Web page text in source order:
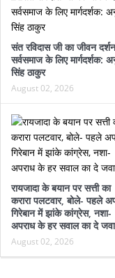
संत रविदास जी का जीवन दर्शन
सर्वसमाज के लिए मार्गदर्शक:
सिंह ठाकुर
August 02, 2026
रायजादा के बयान पर सत्ती का
करारा पलटवार, बोले- पहले
गिरेबान में झांके कांग्रेस, नशा-
अपराध के हर सवाल का दे
August 02, 2026